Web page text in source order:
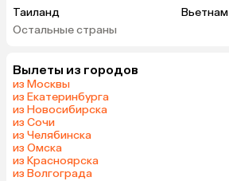
Таиланд
Вьетнам
ОАЭ
Кипр
Саудовская Аравия
Остальные страны
Вылеты из городов
из Москвы
из Екатеринбурга
из Новосибирска
из Сочи
из Челябинска
из Омска
из Красноярска
из Волгограда